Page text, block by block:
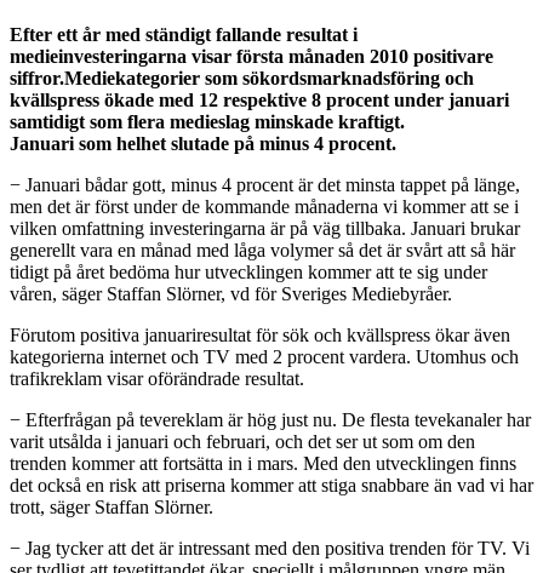
Efter ett år med ständigt fallande resultat i
medieinvesteringarna visar första månaden 2010 positivare
siffror.Mediekategorier som sökordsmarknadsföring och
kvällspress ökade med 12 respektive 8 procent under januari
samtidigt som flera medieslag minskade kraftigt.
Januari som helhet slutade på minus 4 procent.
− Januari bådar gott, minus 4 procent är det minsta tappet på länge,
men det är först under de kommande månaderna vi kommer att se i
vilken omfattning investeringarna är på väg tillbaka. Januari brukar
generellt vara en månad med låga volymer så det är svårt att så här
tidigt på året bedöma hur utvecklingen kommer att te sig under
våren, säger Staffan Slörner, vd för Sveriges Mediebyråer.
Förutom positiva januariresultat för sök och kvällspress ökar även
kategorierna internet och TV med 2 procent vardera. Utomhus och
trafikreklam visar oförändrade resultat.
− Efterfrågan på tevereklam är hög just nu. De flesta tevekanaler har
varit utsålda i januari och februari, och det ser ut som om den
trenden kommer att fortsätta in i mars. Med den utvecklingen finns
det också en risk att priserna kommer att stiga snabbare än vad vi har
trott, säger Staffan Slörner.
− Jag tycker att det är intressant med den positiva trenden för TV. Vi